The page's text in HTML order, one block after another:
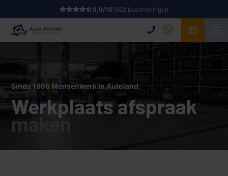
8,9/101562 beoordelingen
Sinds 1966 Mensenwerk in Autoland.
Werkplaats afspraak
maken